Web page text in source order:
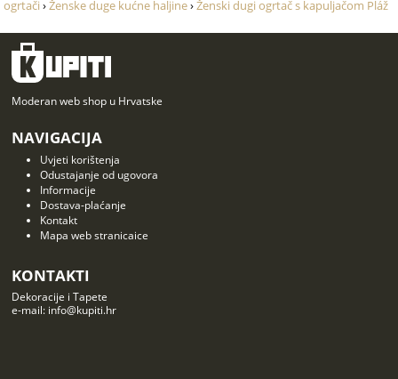
ogrtači›Ženske duge kućne haljine›Ženski dugi ogrtač s kapuljačom Pláž
Moderan web shop u Hrvatske
NAVIGACIJA
Uvjeti korištenja
Odustajanje od ugovora
Informacije
Dostava-plaćanje
Kontakt
Mapa web stranicaice
KONTAKTI
Dekoracije i Tapete
e-mail: info@kupiti.hr